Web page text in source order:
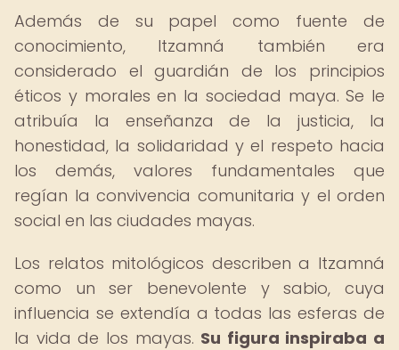
Además de su papel como fuente de
conocimiento, Itzamná también era
considerado el guardián de los principios
éticos y morales en la sociedad maya. Se le
atribuía la enseñanza de la justicia, la
honestidad, la solidaridad y el respeto hacia
los demás, valores fundamentales que
regían la convivencia comunitaria y el orden
social en las ciudades mayas.
Los relatos mitológicos describen a Itzamná
como un ser benevolente y sabio, cuya
influencia se extendía a todas las esferas de
la vida de los mayas. Su figura inspiraba a